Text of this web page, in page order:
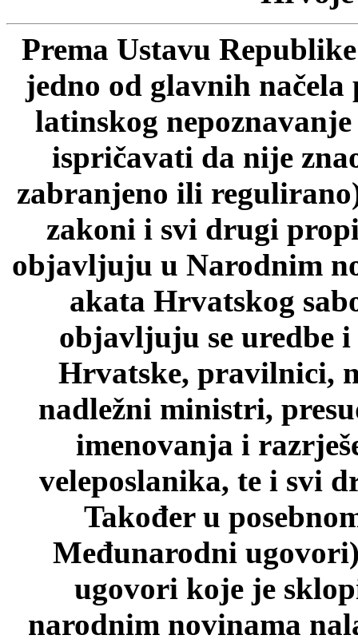
Prema Ustavu
jedno od glavnih
latinskog
ispričavati da nije
zabranjeno ili
zakoni i svi drugi
objavljuju u Narodnim
akata Hrvatskog
objavljuju se uredbe
Hrvatske, pravilnici,
nadležni ministri,
imenovanja i
veleposlanika, te i svi
Također u
Međunarodni
ugovori koje je
narodnim novinama